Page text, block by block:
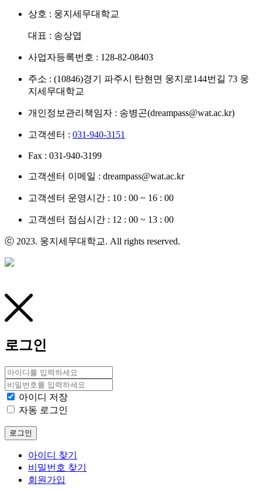
상호 : 웅지세무대학교
대표 : 송상엽
사업자등록번호 : 128-82-08403
주소 : (10846)경기 파주시 탄현면 웅지로144번길 73 웅
지세무대학교
개인정보관리책임자 : 송병곤(dreampass@wat.ac.kr)
고객센터 : 031-940-3151
Fax : 031-940-3199
고객센터 이메일 : dreampass@wat.ac.kr
고객센터 운영시간 : 10 : 00 ~ 16 : 00
고객센터 점심시간 : 12 : 00 ~ 13 : 00
ⓒ 2023. 웅지세무대학교. All rights reserved.
로그인
아이디 저장
자동 로그인
로그인
아이디 찾기
비밀번호 찾기
회원가입